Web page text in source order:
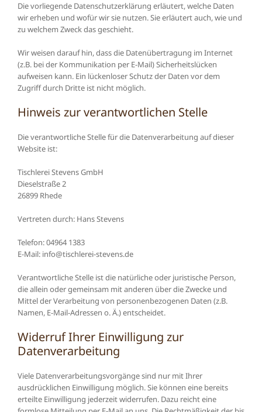
Die vorliegende Datenschutzerklärung erläutert, welche Daten
wir erheben und wofür wir sie nutzen. Sie erläutert auch, wie und
zu welchem Zweck das geschieht.
Wir weisen darauf hin, dass die Datenübertragung im Internet
(z.B. bei der Kommunikation per E-Mail) Sicherheitslücken
aufweisen kann. Ein lückenloser Schutz der Daten vor dem
Zugriff durch Dritte ist nicht möglich.
Hinweis zur verantwortlichen Stelle
Die verantwortliche Stelle für die Datenverarbeitung auf dieser
Website ist:
Tischlerei Stevens GmbH
Dieselstraße 2
26899 Rhede
Vertreten durch: Hans Stevens
Telefon: 04964 1383
E-Mail: info@tischlerei-stevens.de
Verantwortliche Stelle ist die natürliche oder juristische Person,
die allein oder gemeinsam mit anderen über die Zwecke und
Mittel der Verarbeitung von personenbezogenen Daten (z.B.
Namen, E-Mail-Adressen o. Ä.) entscheidet.
Widerruf Ihrer Einwilligung zur
Datenverarbeitung
Viele Datenverarbeitungsvorgänge sind nur mit Ihrer
ausdrücklichen Einwilligung möglich. Sie können eine bereits
erteilte Einwilligung jederzeit widerrufen. Dazu reicht eine